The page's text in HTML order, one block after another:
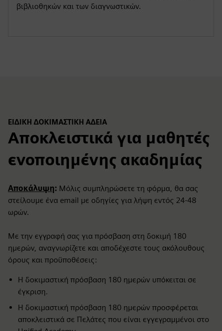
βιβλιοθηκών και των διαγνωστικών.
ΕΙΔΙΚΉ ΔΟΚΙΜΑΣΤΙΚΉ ΆΔΕΙΑ
Αποκλειστικά για μαθητές
ενοποιημένης ακαδημίας
Αποκάλυψη: Μόλις συμπληρώσετε τη φόρμα, θα σας
στείλουμε ένα email με οδηγίες για λήψη εντός 24-48
ωρών.
Με την εγγραφή σας για πρόσβαση στη δοκιμή 180
ημερών, αναγνωρίζετε και αποδέχεστε τους ακόλουθους
όρους και προϋποθέσεις:
Η δοκιμαστική πρόσβαση 180 ημερών υπόκειται σε
έγκριση.
Η δοκιμαστική πρόσβαση 180 ημερών προσφέρεται
αποκλειστικά σε Πελάτες που είναι εγγεγραμμένοι στο